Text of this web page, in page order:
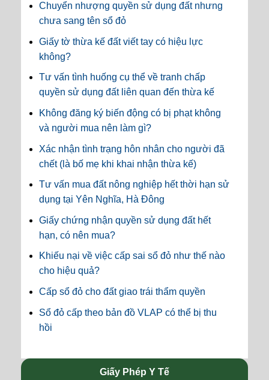
Chuyển nhượng quyền sử dụng đất nhưng
chưa sang tên sổ đỏ
Giấy tờ thừa kế đất viết tay có hiệu lực
không?
Tư vấn tình huống cụ thể về tranh chấp
quyền sử dụng đất liên quan đến thừa kế
Không đăng ký biến động có bị phạt không
và người mua nên làm gì?
Xác nhận tình trạng hôn nhân cho người đã
chết (là bố mẹ khi khai nhận thừa kế)
Tư vấn mua đất nông nghiệp hết thời hạn sử
dụng tại Yên Nghĩa, Hà Đông
Giấy chứng nhận quyền sử dụng đất hết
hạn, có nên mua?
Khiếu nại về việc cấp sai sổ đỏ như thế nào
cho hiệu quả?
Cấp sổ đỏ cho đất giao trái thẩm quyền
Sổ đỏ cấp theo bản đồ VLAP có thể bị thu
hồi
Giấy Phép Y Tế